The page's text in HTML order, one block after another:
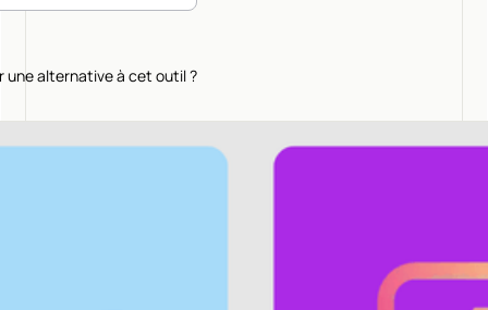
une alternative à cet outil ?